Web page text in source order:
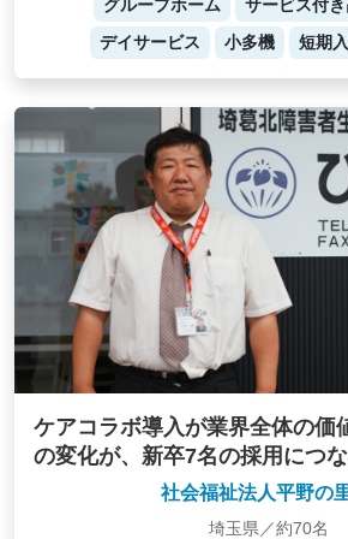
グループホーム
サービス付
デイサービス
小多機 短期
ケアコラボ導入が業界全体の価
の変化が、新卒7名の採用につ
社会福祉法人平野の
埼玉県／約70名